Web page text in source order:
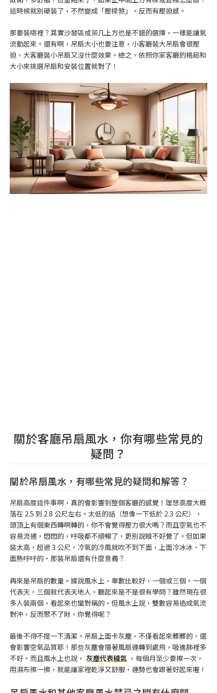
這時候就別硬裝了，不然變成「壓樑煞」，反而有壓迫感。
那要裝哪裡？其實沙發區或茶几上方也是不錯的選擇，一樣能讓氣
流動起來。還有啊，吊扇大小也要注意，小客廳裝大吊扇會很壓
迫，大客廳裝小吊扇又沒什麼效果。總之，依照你家客廳的格局和
大小來挑選吊扇和安裝位置就對了！
關於客廳吊扇風水，你有哪些常見的
疑問？
關於吊扇風水，有哪些常見的疑問和解答？
吊扇高度這件事啊，真的會影響到整個客廳的感覺！理想高度大概
落在 2.5 到 2.8 公尺左右。太低的話（想像一下低於 2.3 公尺），
頭頂上有個東西轉啊轉的，你不會覺得壓力很大嗎？而且空氣也不
容易流通，悶悶的，呼吸都不順暢了，更別說睡不好覺了。但如果
裝太高，超過 3 公尺，冷氣的冷風就吹不到下面，上面冷冰冰、下
面熱呼呼的，那裝吊扇還有什麼意義？
再來是吊扇的數量。據說風水上，單數比較好，一個或三個。一個
代表天，三個就代表天地人，聽起來是不是很有學問？雖然現在很
多人裝兩個，看起來也蠻對稱的，但風水上說，雙數容易造成氣流
對沖，反而聚不了財，你覺得呢？
最後不得不提一下清潔。吊扇上面卡灰塵，不僅看起來髒髒的，還
會影響空氣品質耶！那些灰塵會隨著風扇運轉到處飛，吸進肺裡多
不好。而且風水上也說， 灰塵代表穢氣 ，每個月至少要擦一次，
用濕布擦一擦，就能讓家裡乾淨又舒服，運勢也會跟著好起來喔！